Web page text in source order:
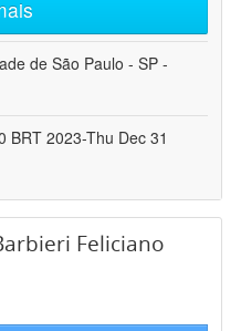
de São Paulo - SP -
BRT 2023-Thu Dec 31
Feliciano